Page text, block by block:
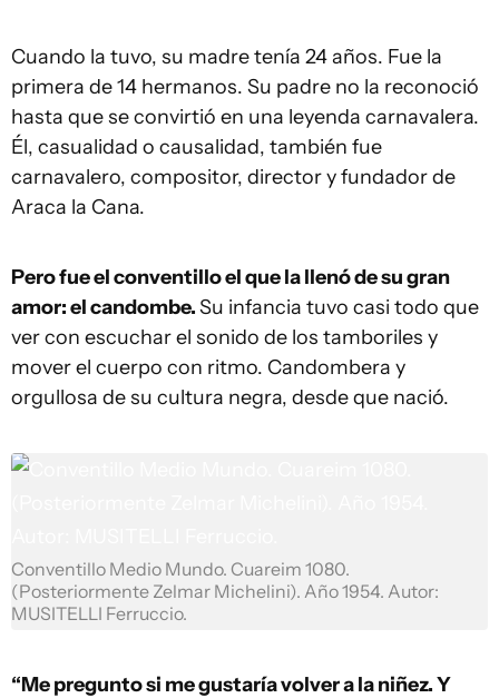
Cuando la tuvo, su madre tenía 24 años. Fue la
primera de 14 hermanos. Su padre no la reconoció
hasta que se convirtió en una leyenda carnavalera.
Él, casualidad o causalidad, también fue
carnavalero, compositor, director y fundador de
Araca la Cana.
Pero fue el conventillo el que la llenó de su gran
amor: el candombe.Su infancia tuvo casi todo que
ver con escuchar el sonido de los tamboriles y
mover el cuerpo con ritmo. Candombera y
orgullosa de su cultura negra, desde que nació.
Conventillo Medio Mundo. Cuareim 1080.
(Posteriormente Zelmar Michelini). Año 1954. Autor:
MUSITELLI Ferruccio.
“Me pregunto si me gustaría volver a la niñez. Y